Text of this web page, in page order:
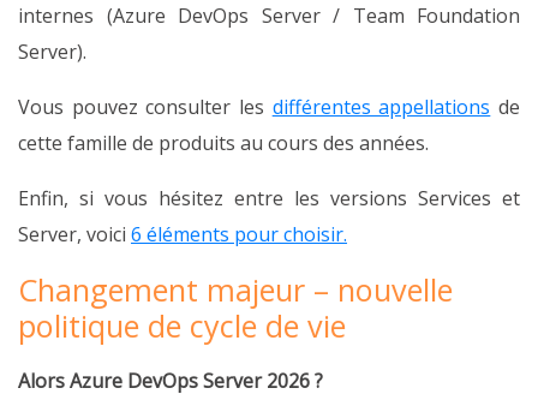
internes (Azure DevOps Server / Team Foundation
Server).
Vous pouvez consulter les différentes appellations de
cette famille de produits au cours des années.
Enfin, si vous hésitez entre les versions Services et
Server, voici 6 éléments pour choisir.
Changement majeur – nouvelle
politique de cycle de vie
Alors Azure DevOps Server 2026 ?